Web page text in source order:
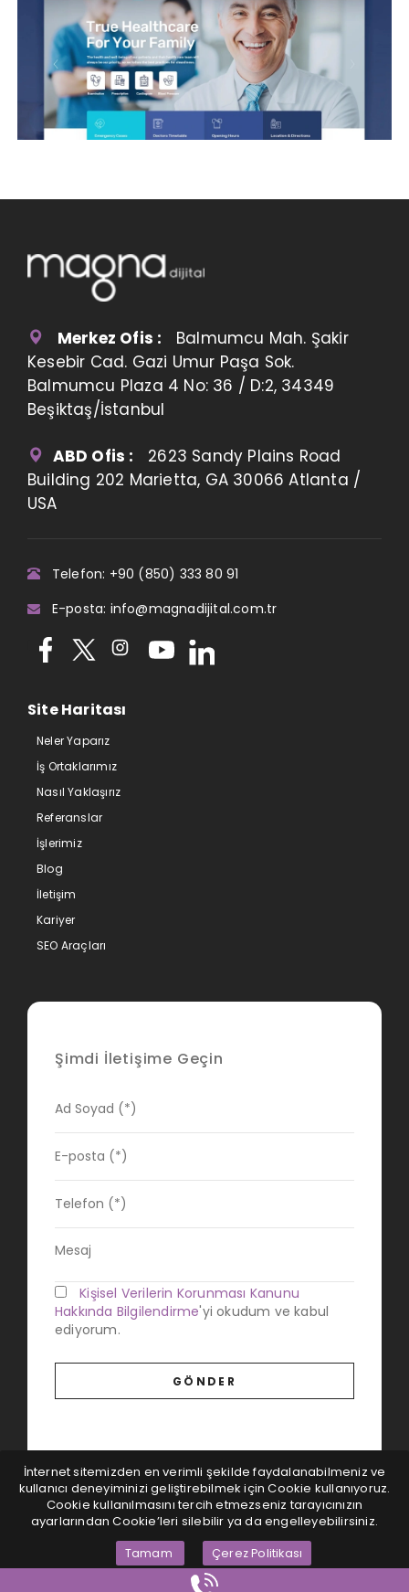
Merkez Ofis : Balmumcu Mah. Şakir
Kesebir Cad. Gazi Umur Paşa Sok.
Balmumcu Plaza 4 No: 36 / D:2, 34349
Beşiktaş/İstanbul
ABD Ofis : 2623 Sandy Plains Road
Building 202 Marietta, GA 30066 Atlanta /
USA
Telefon: +90 (850) 333 80 91
E-posta: info@magnadijital.com.tr
Site Haritası
Neler Yaparız
İş Ortaklarımız
Nasıl Yaklaşırız
Referanslar
İşlerimiz
Blog
İletişim
Kariyer
SEO Araçları
Şimdi İletişime Geçin
Kişisel Verilerin Korunması Kanunu
Hakkında Bilgilendirme'yi okudum ve kabul
ediyorum.
© Tüm hakları saklıdır...
İnternet sitemizden en verimli şekilde faydalanabilmeniz ve
kullanıcı deneyiminizi geliştirebilmek için Cookie kullanıyoruz.
Cookie kullanılmasını tercih etmezseniz tarayıcınızın
ayarlarından Cookie’leri silebilir ya da engelleyebilirsiniz.
Tamam Çerez Politikası